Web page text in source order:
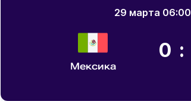
29 марта 06:00
Мексика